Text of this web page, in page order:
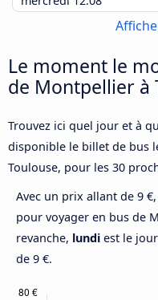
Le moment le
de Montpellier à
Trouvez ici quel jour et à
disponible le billet de bus
Toulouse, pour les 30
Avec un prix allant de 9 €,
pour voyager en bus de
revanche, lundi est le
de 9 €.